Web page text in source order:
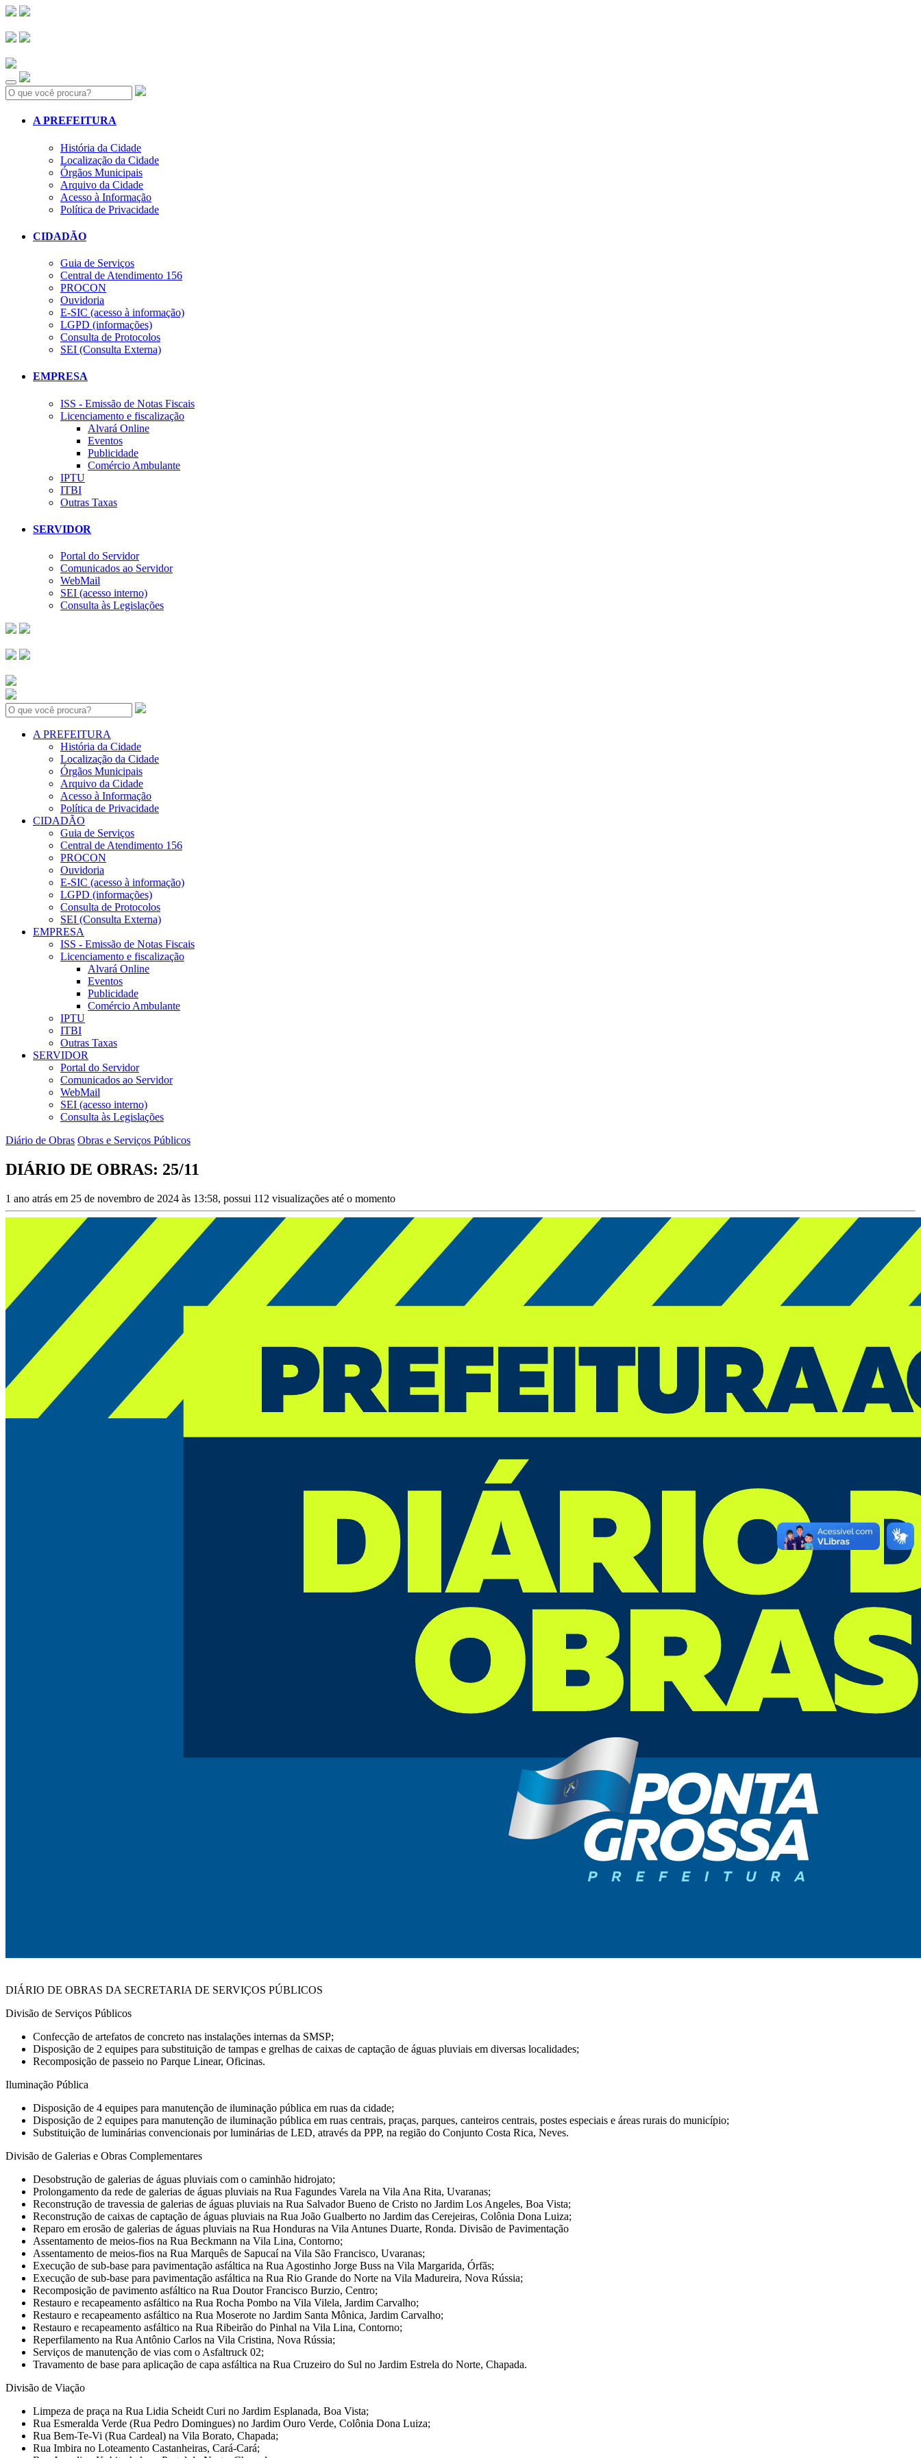
Search:
A PREFEITURA
História da Cidade
Localização da Cidade
Órgãos Municipais
Arquivo da Cidade
Acesso à Informação
Política de Privacidade
CIDADÃO
Guia de Serviços
Central de Atendimento 156
PROCON
Ouvidoria
E-SIC (acesso à informação)
LGPD (informações)
Consulta de Protocolos
SEI (Consulta Externa)
EMPRESA
ISS - Emissão de Notas Fiscais
Licenciamento e fiscalização
Alvará Online
Eventos
Publicidade
Comércio Ambulante
IPTU
ITBI
Outras Taxas
SERVIDOR
Portal do Servidor
Comunicados ao Servidor
WebMail
SEI (acesso interno)
Consulta às Legislações
Search:
A PREFEITURA
História da Cidade
Localização da Cidade
Órgãos Municipais
Arquivo da Cidade
Acesso à Informação
Política de Privacidade
CIDADÃO
Guia de Serviços
Central de Atendimento 156
PROCON
Ouvidoria
E-SIC (acesso à informação)
LGPD (informações)
Consulta de Protocolos
SEI (Consulta Externa)
EMPRESA
ISS - Emissão de Notas Fiscais
Licenciamento e fiscalização
Alvará Online
Eventos
Publicidade
Comércio Ambulante
IPTU
ITBI
Outras Taxas
SERVIDOR
Portal do Servidor
Comunicados ao Servidor
WebMail
SEI (acesso interno)
Consulta às Legislações
Diário de Obras Obras e Serviços Públicos
DIÁRIO DE OBRAS: 25/11
1 ano atrás em 25 de novembro de 2024 às 13:58, possui 112 visualizações até o momento
DIÁRIO DE OBRAS DA SECRETARIA DE SERVIÇOS PÚBLICOS
Divisão de Serviços Públicos
Confecção de artefatos de concreto nas instalações internas da SMSP;
Disposição de 2 equipes para substituição de tampas e grelhas de caixas de captação de águas pluviais em diversas localidades;
Recomposição de passeio no Parque Linear, Oficinas.
Iluminação Pública
Disposição de 4 equipes para manutenção de iluminação pública em ruas da cidade;
Disposição de 2 equipes para manutenção de iluminação pública em ruas centrais, praças, parques, canteiros centrais, postes especiais e áreas rurais do município;
Substituição de luminárias convencionais por luminárias de LED, através da PPP, na região do Conjunto Costa Rica, Neves.
Divisão de Galerias e Obras Complementares
Desobstrução de galerias de águas pluviais com o caminhão hidrojato;
Prolongamento da rede de galerias de águas pluviais na Rua Fagundes Varela na Vila Ana Rita, Uvaranas;
Reconstrução de travessia de galerias de águas pluviais na Rua Salvador Bueno de Cristo no Jardim Los Angeles, Boa Vista;
Reconstrução de caixas de captação de águas pluviais na Rua João Gualberto no Jardim das Cerejeiras, Colônia Dona Luiza;
Reparo em erosão de galerias de águas pluviais na Rua Honduras na Vila Antunes Duarte, Ronda. Divisão de Pavimentação
Assentamento de meios-fios na Rua Beckmann na Vila Lina, Contorno;
Assentamento de meios-fios na Rua Marquês de Sapucaí na Vila São Francisco, Uvaranas;
Execução de sub-base para pavimentação asfáltica na Rua Agostinho Jorge Buss na Vila Margarida, Órfãs;
Execução de sub-base para pavimentação asfáltica na Rua Rio Grande do Norte na Vila Madureira, Nova Rússia;
Recomposição de pavimento asfáltico na Rua Doutor Francisco Burzio, Centro;
Restauro e recapeamento asfáltico na Rua Rocha Pombo na Vila Vilela, Jardim Carvalho;
Restauro e recapeamento asfáltico na Rua Moserote no Jardim Santa Mônica, Jardim Carvalho;
Restauro e recapeamento asfáltico na Rua Ribeirão do Pinhal na Vila Lina, Contorno;
Reperfilamento na Rua Antônio Carlos na Vila Cristina, Nova Rússia;
Serviços de manutenção de vias com o Asfaltruck 02;
Travamento de base para aplicação de capa asfáltica na Rua Cruzeiro do Sul no Jardim Estrela do Norte, Chapada.
Divisão de Viação
Limpeza de praça na Rua Lidia Scheidt Curi no Jardim Esplanada, Boa Vista;
Rua Esmeralda Verde (Rua Pedro Domingues) no Jardim Ouro Verde, Colônia Dona Luiza;
Rua Bem-Te-Vi (Rua Cardeal) na Vila Borato, Chapada;
Rua Imbira no Loteamento Castanheiras, Cará-Cará;